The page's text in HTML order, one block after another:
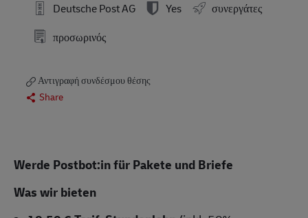
Deutsche Post AG
Yes
συνεργάτες
προσωρινός
Αντιγραφή συνδέσμου θέσης
Share
Werde Postbot:in für Pakete und Briefe
Was wir bieten